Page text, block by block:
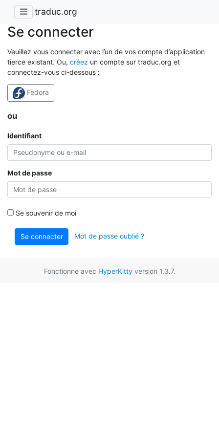
traduc.org
Se connecter
Veuillez vous connecter avec l’un de vos compte d’application
tierce existant. Ou, créez un compte sur traduc.org et
connectez-vous ci-dessous :
Fedora
ou
Identifiant
Mot de passe
Se souvenir de moi
Se connecter Mot de passe oublié ?
Fonctionne avec HyperKittyversion 1.3.7.